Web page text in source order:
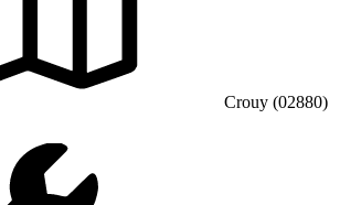
Crouy (02880)